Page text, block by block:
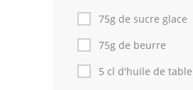
Forum
Thèmes
Espace Personnel
75g de sucre glace
75g de beurre
5 cl d'huile de table